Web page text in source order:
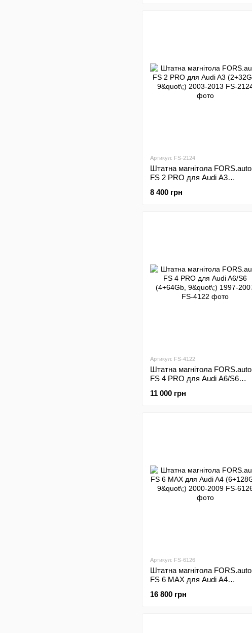
Артикул: FS-2124
Штатна магнітола FORS.auto
FS 2 PRO для Audi A3
8 400 грн
Артикул: FS-4122
Штатна магнітола FORS.auto
FS 4 PRO для Audi A6/S6
11 000 грн
Артикул: FS-6126
Штатна магнітола FORS.auto
FS 6 MAX для Audi A4
16 800 грн